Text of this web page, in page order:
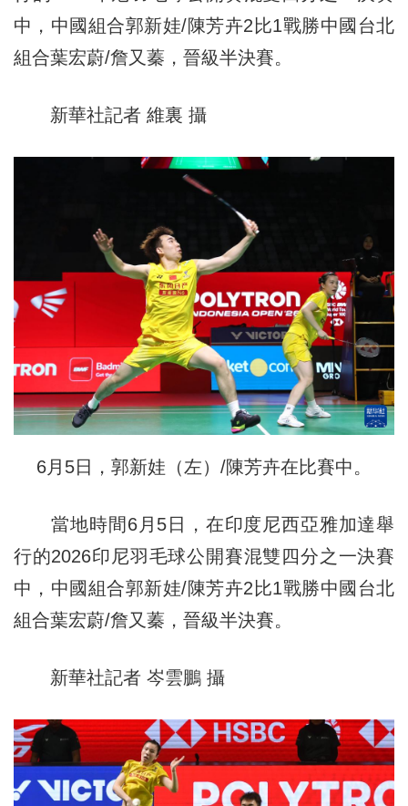
中，中國組合郭新娃/陳芳卉2比1戰勝中國台北
組合葉宏蔚/詹又蓁，晉級半決賽。
新華社記者 維裏 攝
6月5日，郭新娃（左）/陳芳卉在比賽中。
當地時間6月5日，在印度尼西亞雅加達舉
行的2026印尼羽毛球公開賽混雙四分之一決賽
中，中國組合郭新娃/陳芳卉2比1戰勝中國台北
組合葉宏蔚/詹又蓁，晉級半決賽。
新華社記者 岑雲鵬 攝